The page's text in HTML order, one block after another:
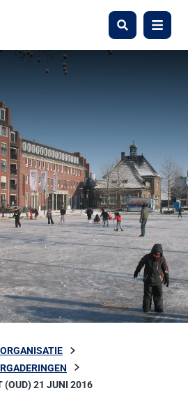
Zoeken Menu
(OUD) 21 JUNI 2016